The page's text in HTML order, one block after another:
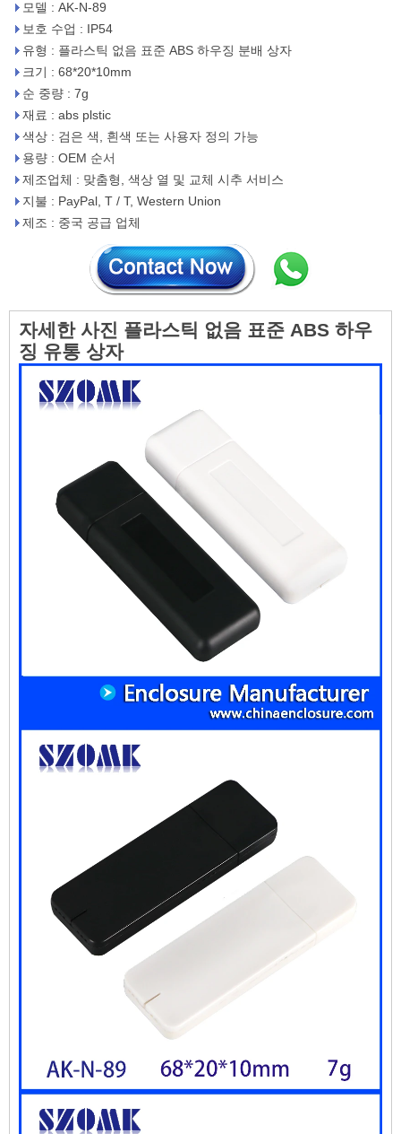
모델 : AK-N-89
보호 수업 : IP54
유형 : 플라스틱 없음 표준 ABS 하우징 분배 상자
크기 : 68*20*10mm
순 중량 : 7g
재료 : abs plstic
색상 : 검은 색, 흰색 또는 사용자 정의 가능
용량 : OEM 순서
제조업체 : 맞춤형, 색상 열 ​​및 교체 시추 서비스
지불 : PayPal, T / T, Western Union
제조 : 중국 공급 업체
자세한 사진 플라스틱 없음 표준 ABS 하우
징 유통 상자